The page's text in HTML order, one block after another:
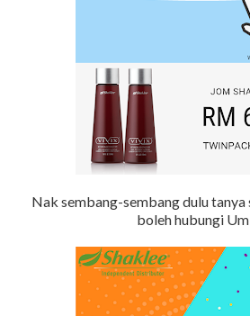
Nak sembang-sembang dulu tanya
boleh hubungi